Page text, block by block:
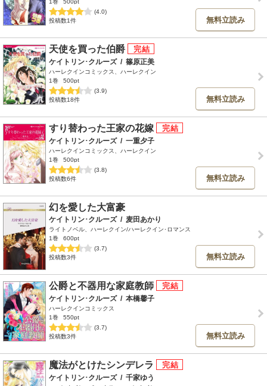
(4.0)
投稿数1件
無料立読み
天使を買った伯爵
ケイトリン･クルーズ / 篠原正美
ハーレクインコミックス、ハーレクイン
1巻
500pt
(3.9)
投稿数18件
無料立読み
すり替わった王家の花嫁
ケイトリン･クルーズ / 一重夕子
ハーレクインコミックス、ハーレクイン
1巻
500pt
(3.8)
投稿数6件
無料立読み
幻を愛した大富豪
ケイトリン･クルーズ / 麦田あかり
ライトノベル、ハーレクイン/ハーレクイン･ロマンス
1巻
600pt
(3.7)
投稿数3件
無料立読み
公爵と不器用な家庭教師
ケイトリン･クルーズ / 本橋馨子
ハーレクインコミックス
1巻
550pt
(3.7)
投稿数3件
無料立読み
魔法がとけたシンデレラ
ケイトリン･クルーズ / 千家ゆう